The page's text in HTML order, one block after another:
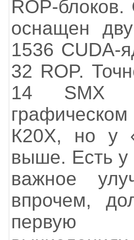
ROP-
оснащен
1536 CUDA-
32 ROP.
14 SMX
К20Х, но у
выше. Есть у
важное
впрочем,
первую